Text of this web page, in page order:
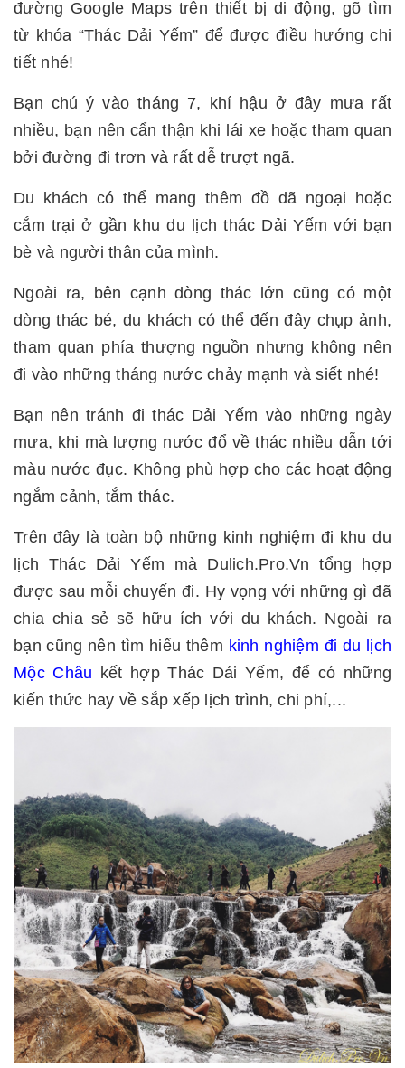
đường Google Maps trên thiết bị di động, gõ tìm
từ khóa “Thác Dải Yếm” để được điều hướng chi
tiết nhé!
Bạn chú ý vào tháng 7, khí hậu ở đây mưa rất
nhiều, bạn nên cẩn thận khi lái xe hoặc tham quan
bởi đường đi trơn và rất dễ trượt ngã.
Du khách có thể mang thêm đồ dã ngoại hoặc
cắm trại ở gần khu du lịch thác Dải Yếm với bạn
bè và người thân của mình.
Ngoài ra, bên cạnh dòng thác lớn cũng có một
dòng thác bé, du khách có thể đến đây chụp ảnh,
tham quan phía thượng nguồn nhưng không nên
đi vào những tháng nước chảy mạnh và siết nhé!
Bạn nên tránh đi thác Dải Yếm vào những ngày
mưa, khi mà lượng nước đổ về thác nhiều dẫn tới
màu nước đục. Không phù hợp cho các hoạt động
ngắm cảnh, tắm thác.
Trên đây là toàn bộ những kinh nghiệm đi khu du
lịch Thác Dải Yếm mà Dulich.Pro.Vn tổng hợp
được sau mỗi chuyến đi. Hy vọng với những gì đã
chia chia sẻ sẽ hữu ích với du khách. Ngoài ra
bạn cũng nên tìm hiểu thêm kinh nghiệm đi du lịch
Mộc Châu kết hợp Thác Dải Yếm, để có những
kiến thức hay về sắp xếp lịch trình, chi phí,...